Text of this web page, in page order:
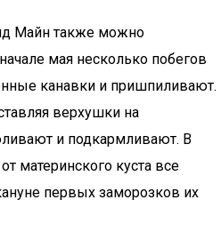
Майн также можно
мая несколько побегов
канавки и пришпиливают.
верхушки на
и подкармливают. В
материнского куста все
первых заморозков их